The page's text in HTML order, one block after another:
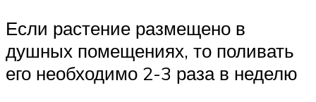
Если растение размещено в
душных помещениях, то поливать
его необходимо 2-3 раза в неделю